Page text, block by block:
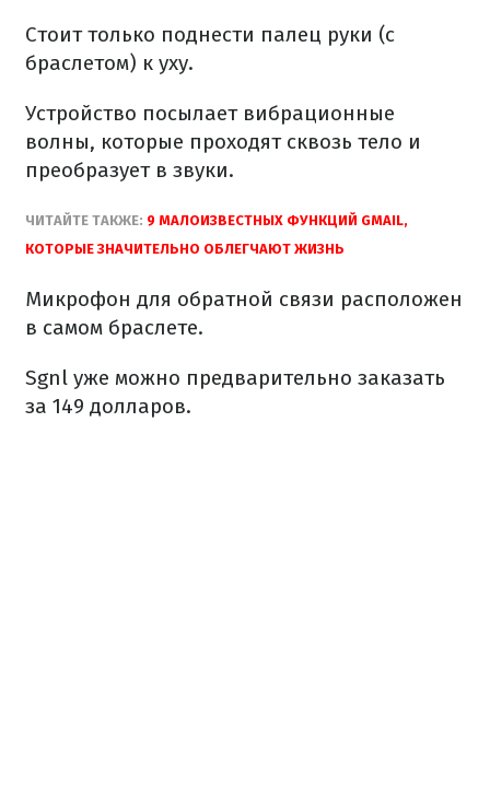
Стоит только поднести палец руки (с
браслетом) к уху.
Устройство посылает вибрационные
волны, которые проходят сквозь тело и
преобразует в звуки.
ЧИТАЙТЕ ТАКЖЕ: 9 МАЛОИЗВЕСТНЫХ ФУНКЦИЙ GMAIL,
КОТОРЫЕ ЗНАЧИТЕЛЬНО ОБЛЕГЧАЮТ ЖИЗНЬ
Микрофон для обратной связи расположен
в самом браслете.
Sgnl уже можно предварительно заказать
за 149 долларов.